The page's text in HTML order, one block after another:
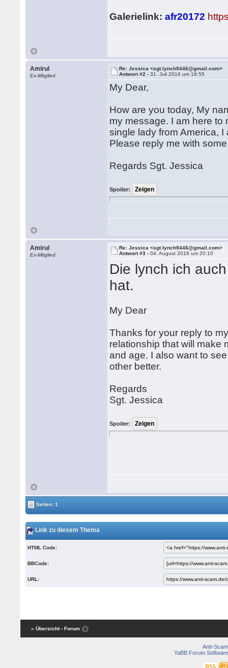
Galerielink:afr20172
Amirul
Ex-Mitglied
Re: Jessica <sgt.lynch9446@gmail.com>
Antwort #2 -31. Juli 2016 um 19:55
My Dear,
How are you today, My
my message. I am here to
single lady from America,
Please reply me with
Regards Sgt. Jessica
Spoiler:
Amirul
Ex-Mitglied
Re: Jessica <sgt.lynch9446@gmail.com>
Antwort #3 -04. August 2016 um 20:10
Die lynch ich
hat.
My Dear
Thanks for your reply to
relationship that will make
and age. I also want to
other better.
Regards
Sgt. Jessica
Spoiler:
Seiten: 1
Link zu diesem Thema
HTML Code:
BBCode:
URL:
« Übersicht ‹ Forum
Anti-Scam
YaBB Forum Software